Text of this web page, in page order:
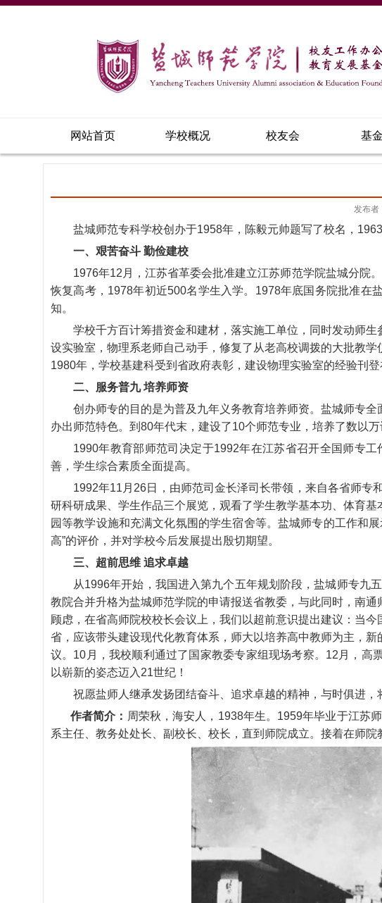
网站首页 学校概况 校友会 基
发布者
盐城师范专科学校创办于1958年，陈毅元帅题写了校名，
一、艰苦奋斗 勤俭建校
1976年12月，江苏省革委会批准建立江苏师范学院盐城分院
恢复高考，1978年初近500名学生入学。1978年底国务院批准在
知。
学校千方百计筹措资金和建材，落实施工单位，同时发动师
设实验室，物理系老师自己动手，修复了从老高校调拨的大批教
1980年，学校基建科受到省政府表彰，建设物理实验室的经验刊
二、服务普九 培养师资
创办师专的目的是为普及九年义务教育培养师资。盐城师专
办出师范特色。到80年代末，建设了10个师范专业，培养了数以万
1990年教育部师范司决定于1992年在江苏省召开全国师专
善，学生综合素质全面提高。
1992年11月26日，由师范司金长泽司长带领，来自各省师
研科研成果、学生作品三个展览，观看了学生教学基本功、体育
园等教学设施和充满文化氛围的学生宿舍等。盐城师专的工作和
高”的评价，并对学校今后发展提出殷切期望。
三、超前思维 追求卓越
从1996年开始，我国进入第九个五年规划阶段，盐城师专九
教院合并升格为盐城师范学院的申请报送省教委，与此同时，南
顾虑，在省高师院校校长会议上，我们以超前意识提出建议：当
省，应该带头建设现代化教育体系，师大以培养高中教师为主，
议。10月，我校顺利通过了国家教委专家组现场考察。12月，高
以崭新的姿态迈入21世纪！
祝愿盐师人继承发扬团结奋斗、追求卓越的精神，与时俱进，
作者简介： 周荣秋 ，海安 人 ， 1938年生。 1959年毕业于江苏师
系主任 教务处处长 副 校长 校长 ， 直到 师院成立。 接着在师院